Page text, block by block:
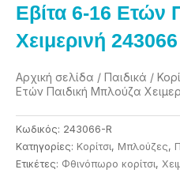
Εβίτα 6-16 Ετών
Χειμερινή 243066
Αρχική σελίδα / Παιδικά /
Ετών Παιδική Μπλούζα
Κωδικός: 243066-R
Κατηγορίες: Κορίτσι, Μπλούζες,
Ετικέτες: Φθινόπωρο κορίτσι,